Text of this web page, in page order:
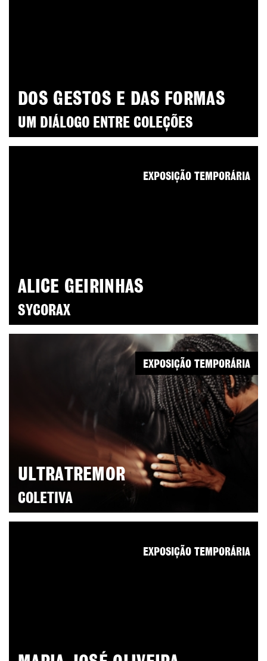
DOS GESTOS E DAS FORMAS
UM DIÁLOGO ENTRE COLEÇÕES
ALICE GEIRINHAS
SYCORAX
EXPOSIÇÃO TEMPORÁRIA
ULTRATREMOR
COLETIVA
EXPOSIÇÃO TEMPORÁRIA
EXPOSIÇÃO TEMPORÁRIA